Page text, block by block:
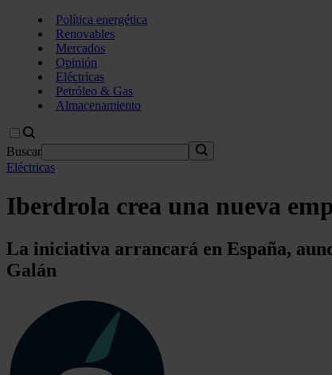
Política energética
Renovables
Mercados
Opinión
Eléctricas
Petróleo & Gas
Almacenamiento
Buscar
Eléctricas
Iberdrola crea una nueva
La iniciativa arrancará en España,
Galán